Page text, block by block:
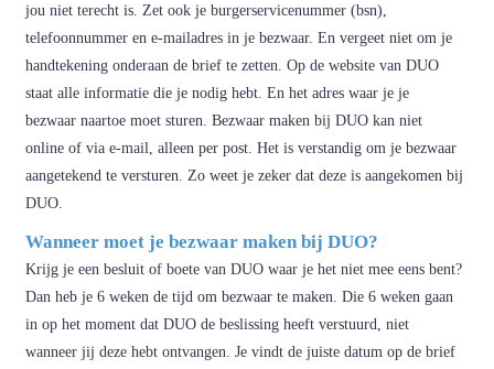
jou niet terecht is. Zet ook je burgerservicenummer (bsn),
telefoonnummer en e-mailadres in je bezwaar. En vergeet niet om je
handtekening onderaan de brief te zetten. Op de website van DUO
staat alle informatie die je nodig hebt. En het adres waar je je
bezwaar naartoe moet sturen. Bezwaar maken bij DUO kan niet
online of via e-mail, alleen per post. Het is verstandig om je bezwaar
aangetekend te versturen. Zo weet je zeker dat deze is aangekomen bij
DUO.
Wanneer moet je bezwaar maken bij DUO?
Krijg je een besluit of boete van DUO waar je het niet mee eens bent?
Dan heb je 6 weken de tijd om bezwaar te maken. Die 6 weken gaan
in op het moment dat DUO de beslissing heeft verstuurd, niet
wanneer jij deze hebt ontvangen. Je vindt de juiste datum op de brief